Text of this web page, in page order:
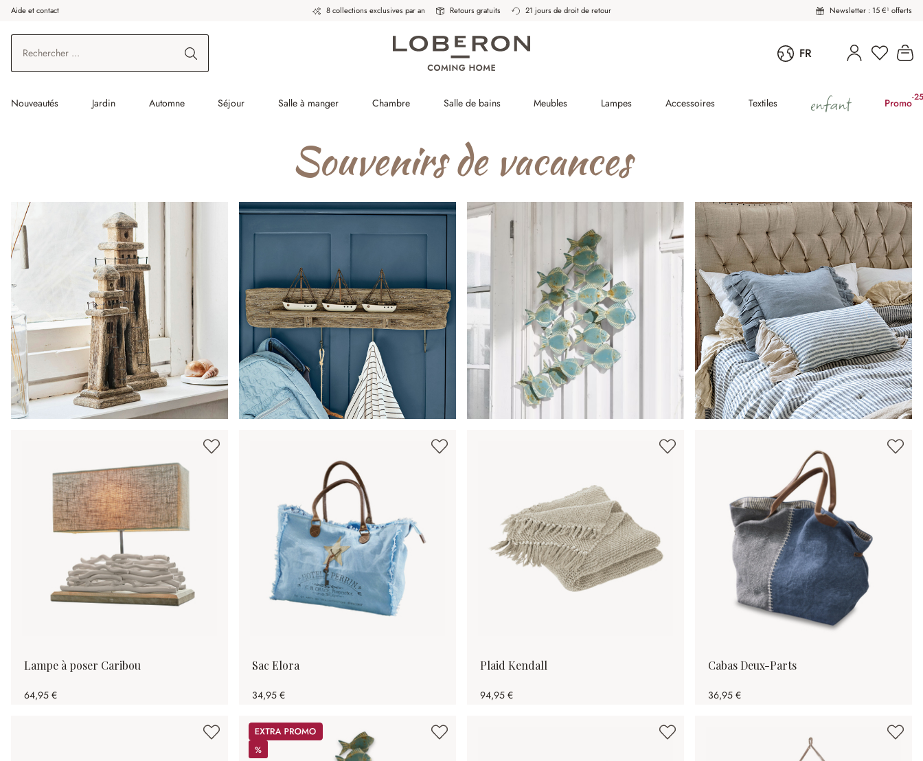
au contenu principal
Aller à la recherche
Aller à la navigation principale
Aide et contact 8 collections exclusives par an Retours gratuits 21 jours de droit de retour Newsletter : 15 €¹ offerts
FR Vous
Nouveautés Jardin Automne Séjour Salle à manger Chambre Salle de bains Meubles Lampes Accessoires Textiles enfant Promo-
Souvenirs de vacances
Lampe à poser Caribou
64,95 €
Sac Elora
34,95 €
Plaid Kendall
94,95 €
Cabas Deux-Parts
36,95 €
Promos
%
%